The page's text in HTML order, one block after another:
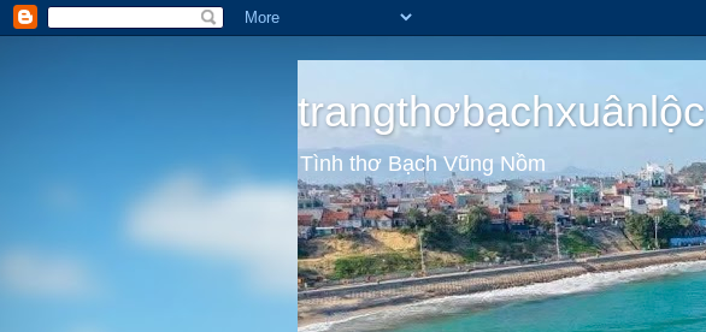
trangthơbạchxuânlộc
Tình thơ Bạch Vũng Nồm